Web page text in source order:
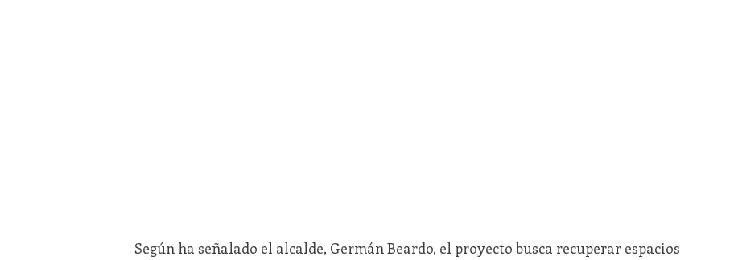
Según ha señalado el alcalde, Germán Beardo, el proyecto busca recuperar espacios